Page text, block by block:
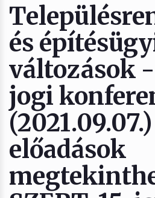
és
változások
jogi
előadások